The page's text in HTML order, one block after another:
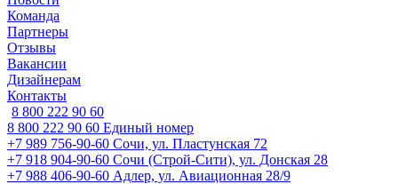
Команда
Партнеры
Отзывы
Вакансии
Дизайнерам
Контакты
8 800 222 90 60
8 800 222 90 60 Единый номер
+7 989 756-90-60 Сочи, ул. Пластунская 72
+7 918 904-90-60 Сочи (Строй-Сити), ул. Донская 28
+7 988 406-90-60 Адлер, ул. Авиационная 28/9